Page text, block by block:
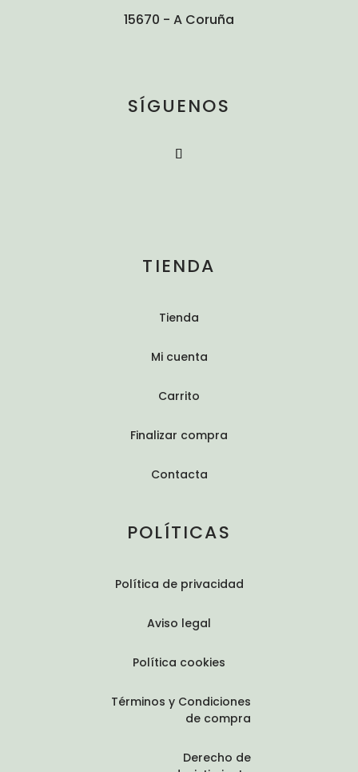
15670 - A Coruña
SÍGUENOS
TIENDA
Tienda
Mi cuenta
Carrito
Finalizar compra
Contacta
POLÍTICAS
Política de privacidad
Aviso legal
Política cookies
Términos y Condiciones
de compra
Derecho de